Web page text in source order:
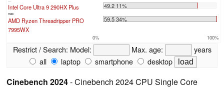
Intel Core Ultra 9 290HX Plus 49.2 11%
max:
AMD Ryzen Threadripper PRO
7995WX
59.5 34%
0% 100%
Restrict / Search: Model: Max. age:
years
all
laptop smartphone desktop
Cinebench 2024- Cinebench 2024 CPU Single Core